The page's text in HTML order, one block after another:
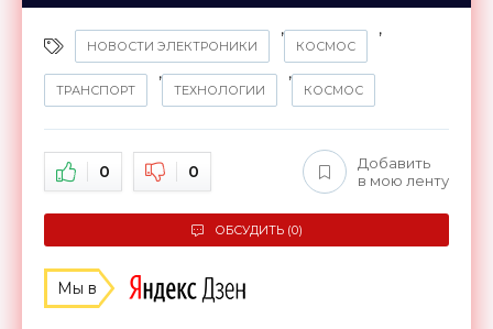
НОВОСТИ ЭЛЕКТРОНИКИ
,
КОСМОС
,
ТРАНСПОРТ
,
ТЕХНОЛОГИИ
,
КОСМОС
0 0
Добавить
в мою ленту
ОБСУДИТЬ (0)
Мы в